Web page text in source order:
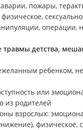
пожары,
операции,
травмы детства,
ребенком,
или
из родителей
взрослых:
физическое,